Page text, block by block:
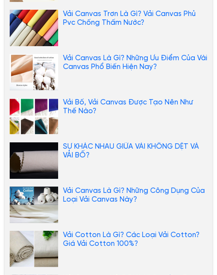
Vải Canvas Trơn Là Gì? Vải Canvas Phủ
Pvc Chống Thấm Nước?
Vải Canvas Là Gì? Những Ưu Điểm Của Vài
Canvas Phổ Biến Hiện Nay?
Vải Bố, Vải Canvas Được Tạo Nên Như
Thế Nào?
SỰ KHÁC NHAU GIỮA VẢI KHÔNG DỆT VÀ
VẢI BỐ?
Vải Canvas Là Gì? Những Công Dụng Của
Loại Vải Canvas Này?
Vải Cotton Là Gì? Các Loại Vải Cotton?
Giá Vải Cotton 100%?